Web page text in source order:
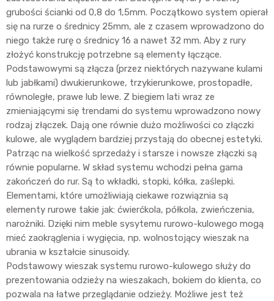
grubości ścianki od 0,8 do 1,5mm. Początkowo system opierał
się na rurze o średnicy 25mm, ale z czasem wprowadzono do
niego także rurę o średnicy 16 a nawet 32 mm. Aby z rury
złożyć konstrukcję potrzebne są elementy łączące.
Podstawowymi są złącza (przez niektórych nazywane kulami
lub jabłkami) dwukierunkowe, trzykierunkowe, prostopadłe,
równoległe, prawe lub lewe. Z biegiem lati wraz ze
zmieniającymi się trendami do systemu wprowadzono nowy
rodzaj złączek. Dają one równie dużo możliwości co złączki
kulowe, ale wyglądem bardziej przystają do obecnej estetyki.
Patrząc na wielkość sprzedaży i starsze i nowsze złączki są
równie popularne. W skład systemu wchodzi pełna gama
zakończeń do rur. Są to wkładki, stopki, kółka, zaślepki.
Elementami, które umożliwiają ciekawe rozwiąznia są
elementy rurowe takie jak: ćwierćkola, półkola, zwieńczenia,
narożniki. Dzięki nim meble sysytemu rurowo-kulowego mogą
mieć zaokrąglenia i wygięcia, np. wolnostojący wieszak na
ubrania w kształcie sinusoidy.
Podstawowy wieszak systemu rurowo-kulowego służy do
prezentowania odzieży na wieszakach, bokiem do klienta, co
pozwala na łatwe przeglądanie odzieży. Możliwe jest też